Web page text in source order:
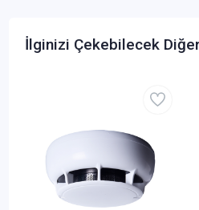
İlginizi Çekebilecek